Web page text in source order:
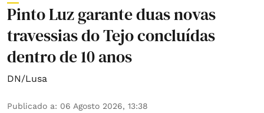
Pinto Luz garante duas novas
travessias do Tejo concluídas
dentro de 10 anos
DN/Lusa
Publicado a: 06 Agosto 2026, 13:38